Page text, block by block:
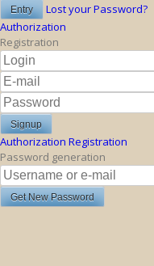
Lost your Password?
Authorization
Registration
Authorization Registration
Password generation